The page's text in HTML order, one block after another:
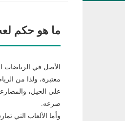
ما هو حكم
الأصل في الرياضات
معتبرة، ولذا من
على الخيل،
صرعه.
وأما الألعاب التي